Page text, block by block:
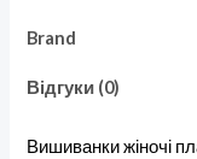
Brand
Відгуки (0)
Вишиванки жіночі